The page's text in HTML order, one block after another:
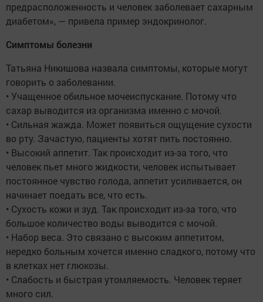
предрасположенность и человек заболевает сахарным
диабетом», — привела пример эндокринолог.
Симптомы болезни
Татьяна Никишова назвала симптомы, которые могут
говорить о заболевании.
• Учащенное обильное мочеиспускание. Потому что
сахар выводится из организма именно с мочой.
• Сильная жажда. Может появиться ощущение сухости
во рту. Зачастую, пациенты хотят пить постоянно.
• Высокий аппетит. Так происходит из-за того, что
человек пьет много жидкости, человек испытывает
постоянное чувство голода, аппетит усиливается, он
начинает поедать все, что есть.
• Сухость кожи и зуд. Так происходит из-за того, что
большое количество воды выводится с мочой.
• Набор веса. Это связано с высоким аппетитом,
нередко больным хочется именно сладкого, потому что
в клетках нет глюкозы.
• Слабость и быстрая утомляемость. Человек теряет
много сил.